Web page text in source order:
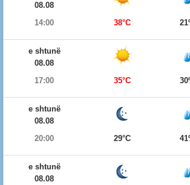
08.08
14:00
38°C
e shtunë
08.08
17:00
35°C
e shtunë
08.08
20:00
29°C
e shtunë
08.08